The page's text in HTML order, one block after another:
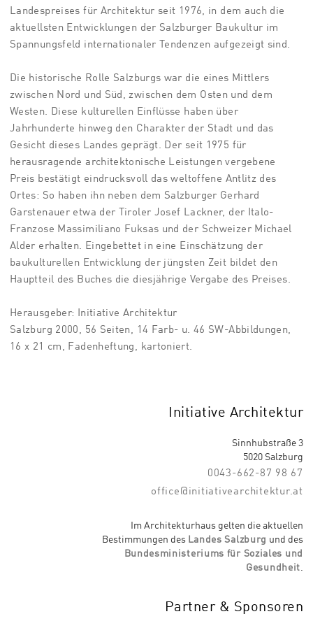
Landespreises für Architektur seit 1976, in dem auch die
aktuellsten Entwicklungen der Salzburger Baukultur im
Spannungsfeld internationaler Tendenzen aufgezeigt sind.
Die historische Rolle Salzburgs war die eines Mittlers
zwischen Nord und Süd, zwischen dem Osten und dem
Westen. Diese kulturellen Einflüsse haben über
Jahrhunderte hinweg den Charakter der Stadt und das
Gesicht dieses Landes geprägt. Der seit 1975 für
herausragende architektonische Leistungen vergebene
Preis bestätigt eindrucksvoll das weltoffene Antlitz des
Ortes: So haben ihn neben dem Salzburger Gerhard
Garstenauer etwa der Tiroler Josef Lackner, der Italo-
Franzose Massimiliano Fuksas und der Schweizer Michael
Alder erhalten. Eingebettet in eine Einschätzung der
baukulturellen Entwicklung der jüngsten Zeit bildet den
Hauptteil des Buches die diesjährige Vergabe des Preises.
Herausgeber: Initiative Architektur
Salzburg 2000, 56 Seiten, 14 Farb- u. 46 SW-Abbildungen,
16 x 21 cm, Fadenheftung, kartoniert.
Initiative Architektur
Sinnhubstraße 3
5020 Salzburg
0043-662-87 98 67
office@initiativearchitektur.at
Im Architekturhaus gelten die aktuellen
Bestimmungen des Landes Salzburg und des
Bundesministeriums für Soziales und
Gesundheit.
Partner & Sponsoren